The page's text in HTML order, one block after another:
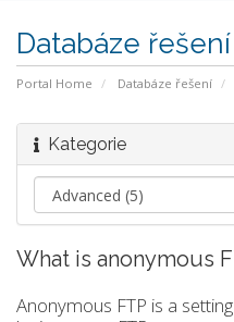
Databáze řešení
Portal Home Databáze řešení
Kategorie
What is anonymous
Anonymous FTP is a